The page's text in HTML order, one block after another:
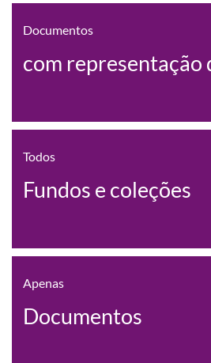
Documentos
com representação
Todos
Fundos e coleções
Apenas
Documentos